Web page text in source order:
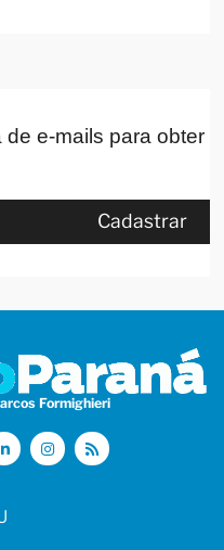
e-mails para obter
Cadastrar
Formighieri